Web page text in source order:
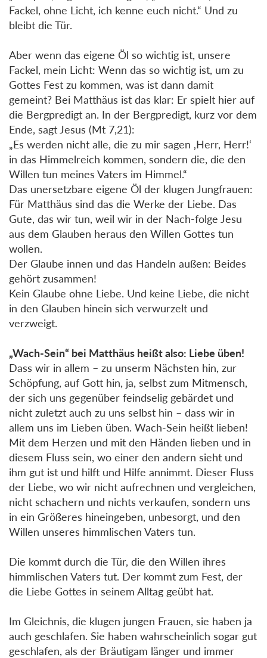
Fackel, ohne Licht, ich kenne euch nicht.“ Und zu
bleibt die Tür.
Aber wenn das eigene Öl so wichtig ist, unsere
Fackel, mein Licht: Wenn das so wichtig ist, um zu
Gottes Fest zu kommen, was ist dann damit
gemeint? Bei Matthäus ist das klar: Er spielt hier auf
die Bergpredigt an. In der Bergpredigt, kurz vor dem
Ende, sagt Jesus (Mt 7,21):
„Es werden nicht alle, die zu mir sagen ‚Herr, Herr!‘
in das Himmelreich kommen, sondern die, die den
Willen tun meines Vaters im Himmel.“
Das unersetzbare eigene Öl der klugen Jungfrauen:
Für Matthäus sind das die Werke der Liebe. Das
Gute, das wir tun, weil wir in der Nach-folge Jesu
aus dem Glauben heraus den Willen Gottes tun
wollen.
Der Glaube innen und das Handeln außen: Beides
gehört zusammen!
Kein Glaube ohne Liebe. Und keine Liebe, die nicht
in den Glauben hinein sich verwurzelt und
verzweigt.
„Wach-Sein“ bei Matthäus heißt also: Liebe üben!
Dass wir in allem – zu unserm Nächsten hin, zur
Schöpfung, auf Gott hin, ja, selbst zum Mitmensch,
der sich uns gegenüber feindselig gebärdet und
nicht zuletzt auch zu uns selbst hin – dass wir in
allem uns im Lieben üben. Wach-Sein heißt lieben!
Mit dem Herzen und mit den Händen lieben und in
diesem Fluss sein, wo einer den andern sieht und
ihm gut ist und hilft und Hilfe annimmt. Dieser Fluss
der Liebe, wo wir nicht aufrechnen und vergleichen,
nicht schachern und nichts verkaufen, sondern uns
in ein Größeres hineingeben, unbesorgt, und den
Willen unseres himmlischen Vaters tun.
Die kommt durch die Tür, die den Willen ihres
himmlischen Vaters tut. Der kommt zum Fest, der
die Liebe Gottes in seinem Alltag geübt hat.
Im Gleichnis, die klugen jungen Frauen, sie haben ja
auch geschlafen. Sie haben wahrscheinlich sogar gut
geschlafen, als der Bräutigam länger und immer